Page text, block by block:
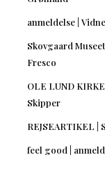
anmeldelse |
Skovgaard
Fresco
OLE LUND
Skipper
REJSEARTIKEL |
feel good |